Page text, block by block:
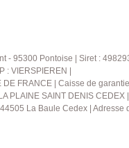
- 95300 Pontoise | Siret :
VIERSPIEREN |
FRANCE | Caisse de
PLAINE SAINT DENIS CEDEX
La Baule Cedex | Adresse